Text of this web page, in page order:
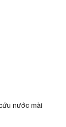
sử, kết quả từ
giáo khoa Lịch
dựng nuớc cho
vật tiêu
nhũng hình ảnh
nước mài